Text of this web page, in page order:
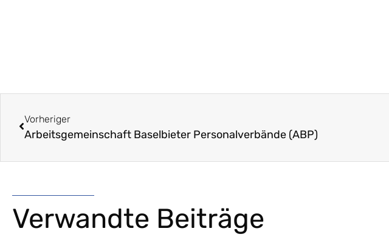
Vorheriger
Arbeitsgemeinschaft Baselbieter Personalverbände (ABP)
Verwandte Beiträge